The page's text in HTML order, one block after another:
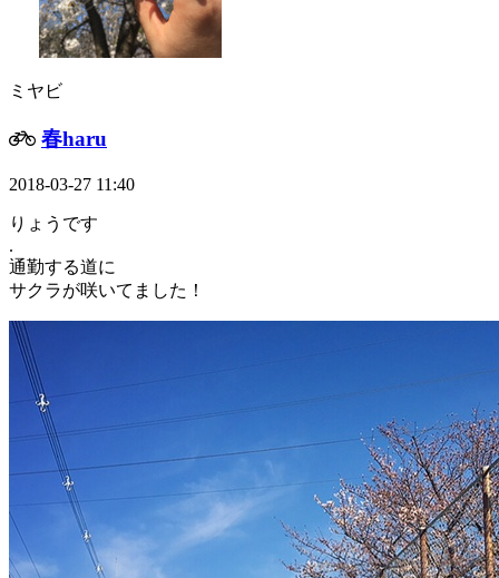
ミヤビ
春haru
2018-03-27 11:40
りょうです
.
通勤する道に
サクラが咲いてました！